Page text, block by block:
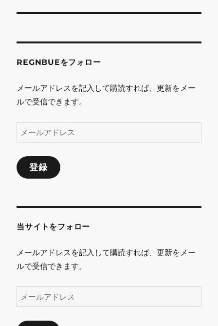
ー
投
REGNBUEをフォロー
メールアドレスを記入して購読すれば、更新をメー
ルで受信できます。
ー
ル
ア
ス
登録
当サイトをフォロー
メールアドレスを記入して購読すれば、更新をメー
ルで受信できます。
ー
ル